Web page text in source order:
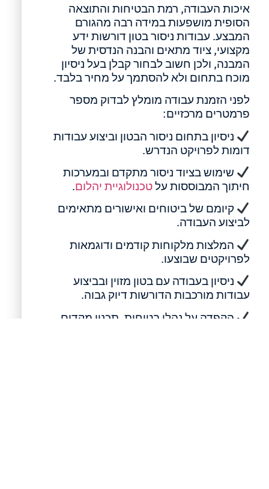
איכות העבודה, רמת הבטיחות והתוצאה
הסופית מושפעות במידה רבה מהגורם
המבצע. עבודות ניסור בטון דורשות ידע
מקצועי, ציוד מתאים והבנה הנדסית של
המבנה, ולכן חשוב לבחור קבלן בעל ניסיון
מוכח בתחום ולא להסתמך על מחיר בלבד.
לפני הזמנת עבודה מומלץ לבדוק מספר
פרמטרים מרכזיים:
ניסיון בתחום ניסור הבטון וביצוע עבודות
דומות לפרויקט הנדרש.
שימוש בציוד ניסור מתקדם ובמערכות
חיתוך המבוססות עלטכנולוגיית יהלום.
קיומם של ביטוחים ואישורים מתאימים
לביצוע העבודה.
המלצות מלקוחות קודמים ודוגמאות
לפרויקטים שבוצעו.
ניסיון בעבודה עם בטון מזוין ובביצוע
עבודות מורכבות הדורשות דיוק גבוה.
הקפדה על נהלי בטיחות, תכנון מקדים